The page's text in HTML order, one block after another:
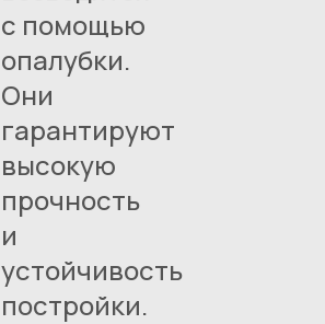
с помощью
опалубки.
Они
гарантируют
высокую
прочность
и
устойчивость
постройки.